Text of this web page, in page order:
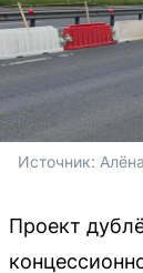
Источник:
Проект